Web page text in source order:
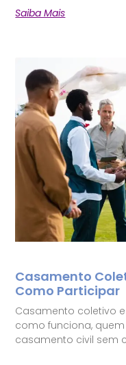
Saiba Mais
Casamento
Como Participar
Casamento coletivo
como funciona,
casamento civil sem